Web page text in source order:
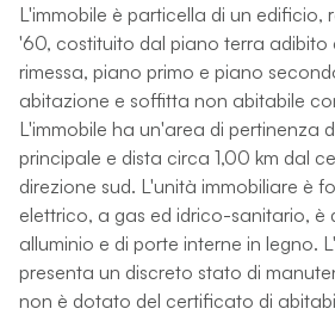
L'immobile è particella di un edificio,
'60, costituito dal piano terra
rimessa, piano primo e piano
abitazione e soffitta non abitabile
L'immobile ha un'area di pertinenza
principale e dista circa 1,00 km dal
direzione sud. L'unità immobiliare è
elettrico, a gas ed idrico-sanitario, è
alluminio e di porte interne in legno.
presenta un discreto stato di
non è dotato del certificato di